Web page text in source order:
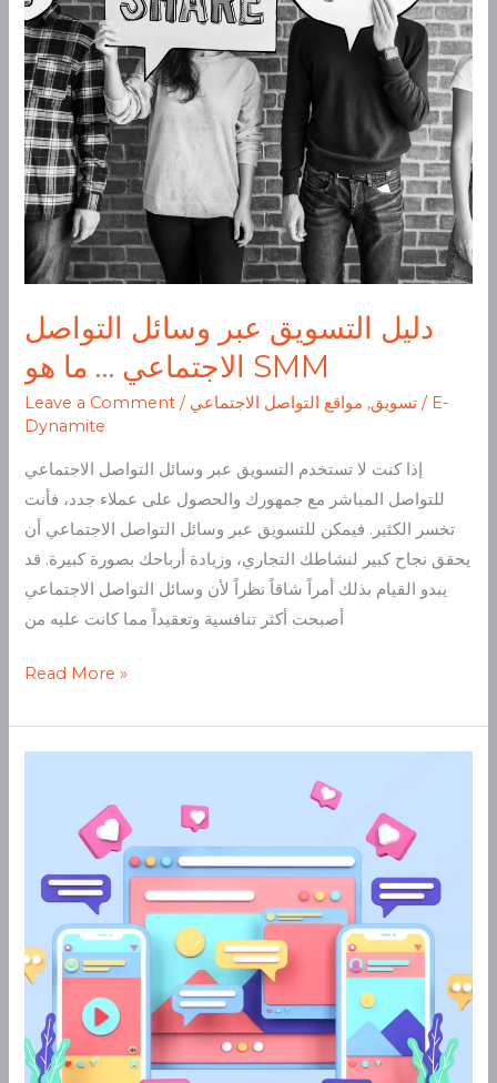
دليل التسويق عبر وسائل التواصل
الاجتماعي … ما هو SMM
Leave a Comment / تسويق, مواقع التواصل الاجتماعي / E-
Dynamite
إذا كنت لا تستخدم التسويق عبر وسائل التواصل الاجتماعي
للتواصل المباشر مع جمهورك والحصول على عملاء جدد، فأنت
تخسر الكثير. فيمكن للتسويق عبر وسائل التواصل الاجتماعي أن
يحقق نجاح كبير لنشاطك التجاري، وزيادة أرباحك بصورة كبيرة. قد
يبدو القيام بذلك أمراً شاقاً نظراً لأن وسائل التواصل الاجتماعي
أصبحت أكثر تنافسية وتعقيداً مما كانت عليه من
…
ما
هو
SMM
Read More »
تعرفها
التسويق
بالمحتوى
في
عام